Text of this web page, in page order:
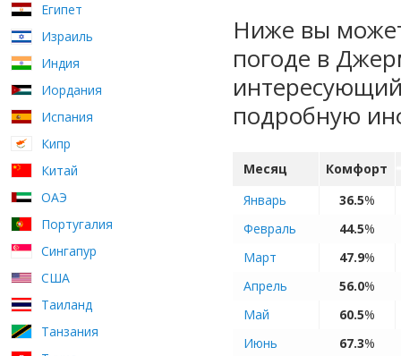
Египет
Израиль
Индия
Иордания
Испания
Кипр
Китай
ОАЭ
Португалия
Сингапур
США
Таиланд
Танзания
Ниже вы
погоде в
подробную
Месяц
Комфорт
Январь
36.5%
Февраль
44.5%
Март
47.9%
Апрель
56.0%
Май
60.5%
Июнь
67.3%